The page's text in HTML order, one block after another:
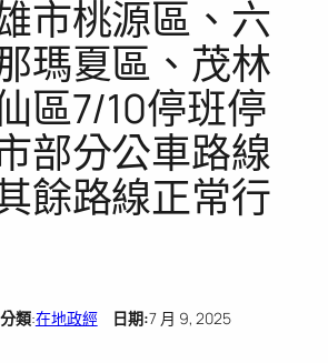
市桃源區、六
瑪夏區、茂林
區7/10停班停
部分公車路線
餘路線正常行
分類:在地政經日期:7 月 9, 2025